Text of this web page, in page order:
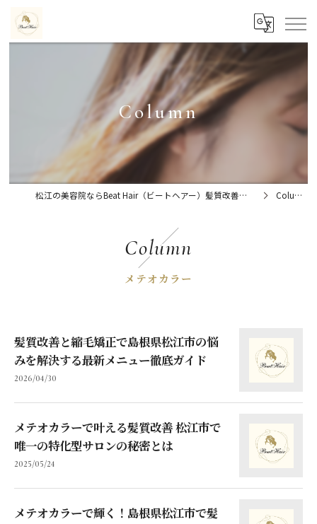
Column
松江の美容院ならBeat Hair（ビートヘアー）髪質改善特化型サロン Column
Column
メテオカラー
髪質改善と縮毛矯正で島根県松江市の悩
みを解決する最新メニュー徹底ガイド
2026/04/30
メテオカラーで叶える髪質改善 松江市で
唯一の特化型サロンの秘密とは
2025/05/24
メテオカラーで輝く！島根県松江市で髪